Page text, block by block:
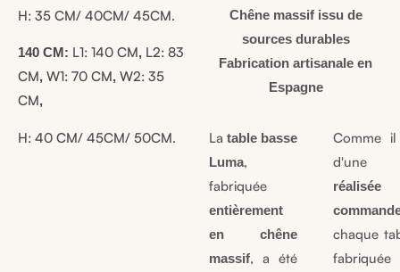
H: 35 CM/ 40CM/ 45CM.
140 CM: L1: 140 CM, L2: 83
CM, W1: 70 CM, W2: 35
CM,
H: 40 CM/ 45CM/ 50CM.
Chêne massif issu de
sources durables
Fabrication artisanale en
Espagne
La table basse
Luma,
fabriquée
entièrement
en chêne
massif, a été
Comme
chaque
fabriquée